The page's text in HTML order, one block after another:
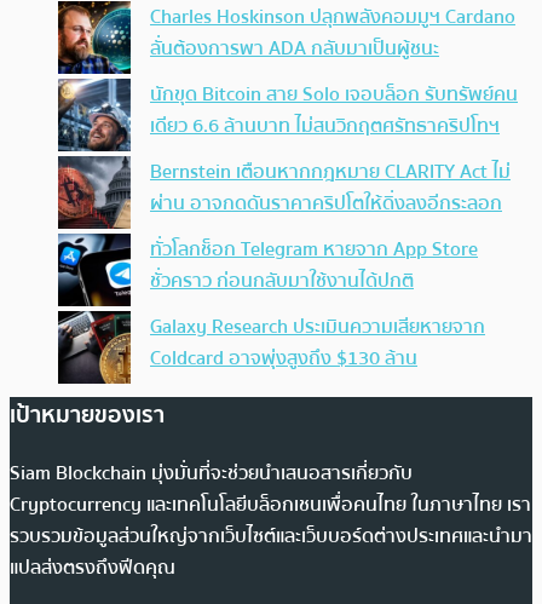
Charles Hoskinson ปลุกพลังคอมมูฯ Cardano
ลั่นต้องการพา ADA กลับมาเป็นผู้ชนะ
นักขุด Bitcoin สาย Solo เจอบล็อก รับทรัพย์คน
เดียว 6.6 ล้านบาท ไม่สนวิกฤตศรัทธาคริปโทฯ
Bernstein เตือนหากกฎหมาย CLARITY Act ไม่
ผ่าน อาจกดดันราคาคริปโตให้ดิ่งลงอีกระลอก
ทั่วโลกช็อก Telegram หายจาก App Store
ชั่วคราว ก่อนกลับมาใช้งานได้ปกติ
Galaxy Research ประเมินความเสียหายจาก
Coldcard อาจพุ่งสูงถึง $130 ล้าน
เป้าหมายของเรา
Siam Blockchain มุ่งมั่นที่จะช่วยนำเสนอสารเกี่ยวกับ
Cryptocurrency และเทคโนโลยีบล็อกเชนเพื่อคนไทย ในภาษาไทย เรา
รวบรวมข้อมูลส่วนใหญ่จากเว็บไซต์และเว็บบอร์ดต่างประเทศและนำมา
แปลส่งตรงถึงฟีดคุณ